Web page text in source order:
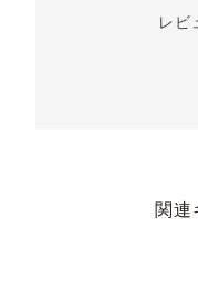
レビ
関連